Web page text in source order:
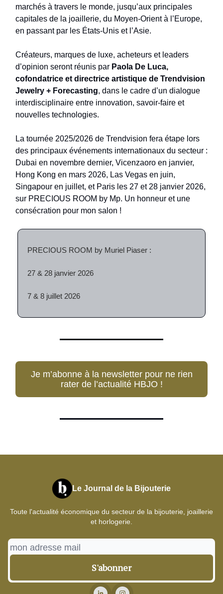
marchés à travers le monde, jusqu’aux principales
capitales de la joaillerie, du Moyen-Orient à l’Europe,
en passant par les États-Unis et l’Asie.
Créateurs, marques de luxe, acheteurs et leaders
d’opinion seront réunis par Paola De Luca,
cofondatrice et directrice artistique de Trendvision
Jewelry + Forecasting, dans le cadre d’un dialogue
interdisciplinaire entre innovation, savoir-faire et
nouvelles technologies.
La tournée 2025/2026 de Trendvision fera étape lors
des principaux événements internationaux du secteur :
Dubai en novembre dernier, Vicenzaoro en janvier,
Hong Kong en mars 2026, Las Vegas en juin,
Singapour en juillet, et Paris les 27 et 28 janvier 2026,
sur PRECIOUS ROOM by Mp. Un honneur et une
consécration pour mon salon !
PRECIOUS ROOM by Muriel Piaser :
27 & 28 janvier 2026
7 & 8 juillet 2026
Je m’abonne à la newsletter pour ne rien
rater de l’actualité HBJO !
Le Journal de la Bijouterie
Toute l'actualité économique du secteur de la bijouterie, joaillerie
et horlogerie.